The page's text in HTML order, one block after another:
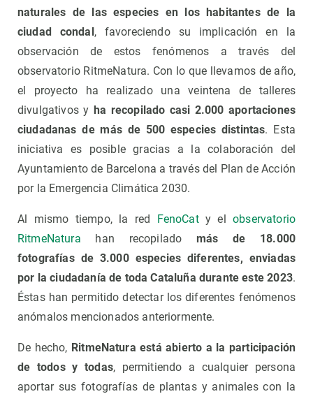
naturales de las especies en los habitantes de la
ciudad condal, favoreciendo su implicación en la
observación de estos fenómenos a través del
observatorio RitmeNatura. Con lo que llevamos de año,
el proyecto ha realizado una veintena de talleres
divulgativos y ha recopilado casi 2.000 aportaciones
ciudadanas de más de 500 especies distintas. Esta
iniciativa es posible gracias a la colaboración del
Ayuntamiento de Barcelona a través del Plan de Acción
por la Emergencia Climática 2030.
Al mismo tiempo, la red FenoCaty elobservatorio
RitmeNatura han recopilado más de 18.000
fotografías de 3.000 especies diferentes, enviadas
por la ciudadanía de toda Cataluña durante este 2023.
Éstas han permitido detectar los diferentes fenómenos
anómalos mencionados anteriormente.
De hecho, RitmeNatura está abierto a la participación
de todos y todas, permitiendo a cualquier persona
aportar sus fotografías de plantas y animales con la